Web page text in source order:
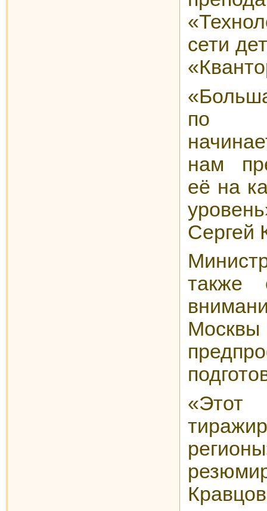
сети
по
нам
её на
Сергей
также